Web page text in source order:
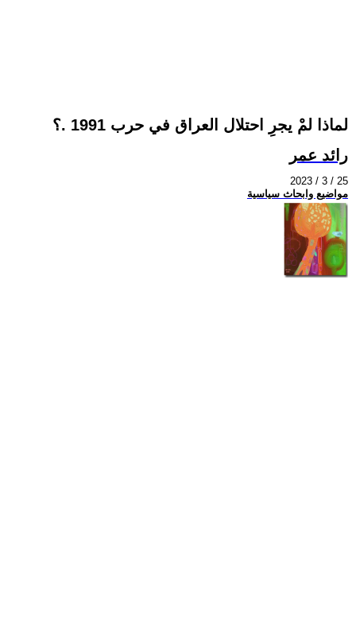
لماذا لمْ يجرِ احتلال العراق في حرب 1991 .؟
رائد عمر
2023 / 3 / 25
مواضيع وابحاث سياسية